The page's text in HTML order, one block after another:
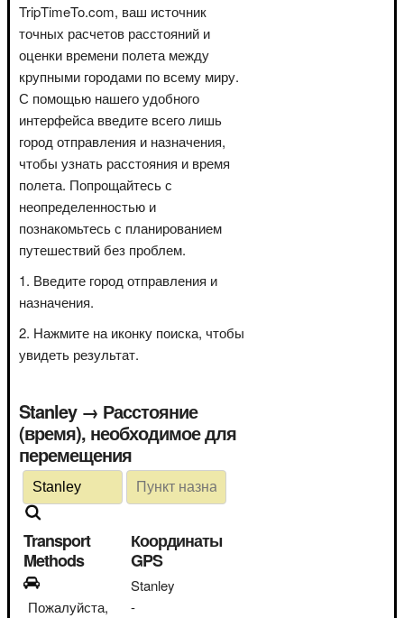
TripTimeTo.com, ваш источник
точных расчетов расстояний и
оценки времени полета между
крупными городами по всему миру.
С помощью нашего удобного
интерфейса введите всего лишь
город отправления и назначения,
чтобы узнать расстояния и время
полета. Попрощайтесь с
неопределенностью и
познакомьтесь с планированием
путешествий без проблем.
Введите город отправления и
назначения.
Нажмите на иконку поиска, чтобы
увидеть результат.
Stanley → Расстояние
(время), необходимое для
перемещения
Transport
Methods
Пожалуйста,
Координаты
GPS
Stanley
-